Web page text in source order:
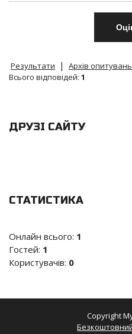
Результати |
Архів опитувань
Всього відповідей: 1
ДРУЗІ САЙТУ
СТАТИСТИКА
Онлайн всього: 1
Гостей: 1
Користувачів: 0
Copyright